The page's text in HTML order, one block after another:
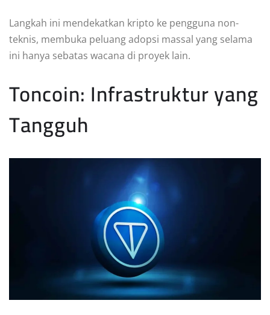
Langkah ini mendekatkan kripto ke pengguna non-
teknis, membuka peluang adopsi massal yang selama
ini hanya sebatas wacana di proyek lain.
Toncoin: Infrastruktur yang
Tangguh